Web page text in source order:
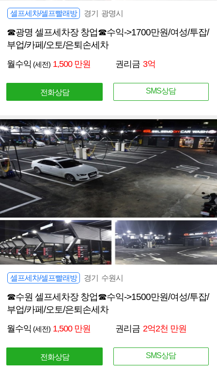
셀프세차/셀프빨래방 경기 광명시
☎광명 셀프세차장 창업☎수익->1700만원/여성/투잡/
부업/카페/오토/은퇴손세차
월수익 (세전) 1,500 만원 권리금 3억
전화상담 SMS상담
셀프세차/셀프빨래방 경기 수원시
☎수원 셀프세차장 창업☎수익->1500만원/여성/투잡/
부업/카페/오토/은퇴손세차
월수익 (세전) 1,500 만원 권리금 2억2천 만원
전화상담 SMS상담